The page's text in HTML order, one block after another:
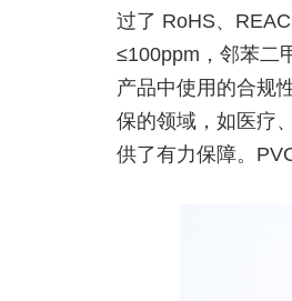
过了 RoHS、
≤100ppm，邻苯二
产品中使用的合规
保的领域，如医疗
供了有力保障。